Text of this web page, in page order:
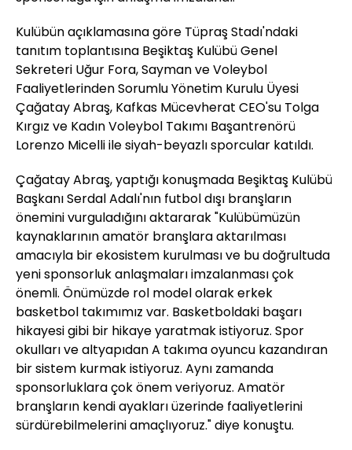
Kulübün açıklamasına göre Tüpraş Stadı'ndaki
tanıtım toplantısına Beşiktaş Kulübü Genel
Sekreteri Uğur Fora, Sayman ve Voleybol
Faaliyetlerinden Sorumlu Yönetim Kurulu Üyesi
Çağatay Abraş, Kafkas Mücevherat CEO'su Tolga
Kırgız ve Kadın Voleybol Takımı Başantrenörü
Lorenzo Micelli ile siyah-beyazlı sporcular katıldı.
Çağatay Abraş, yaptığı konuşmada Beşiktaş Kulübü
Başkanı Serdal Adalı'nın futbol dışı branşların
önemini vurguladığını aktararak "Kulübümüzün
kaynaklarının amatör branşlara aktarılması
amacıyla bir ekosistem kurulması ve bu doğrultuda
yeni sponsorluk anlaşmaları imzalanması çok
önemli. Önümüzde rol model olarak erkek
basketbol takımımız var. Basketboldaki başarı
hikayesi gibi bir hikaye yaratmak istiyoruz. Spor
okulları ve altyapıdan A takıma oyuncu kazandıran
bir sistem kurmak istiyoruz. Aynı zamanda
sponsorluklara çok önem veriyoruz. Amatör
branşların kendi ayakları üzerinde faaliyetlerini
sürdürebilmelerini amaçlıyoruz." diye konuştu.